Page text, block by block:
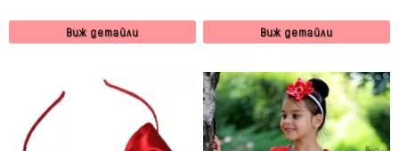
Виж детайли Виж детайли